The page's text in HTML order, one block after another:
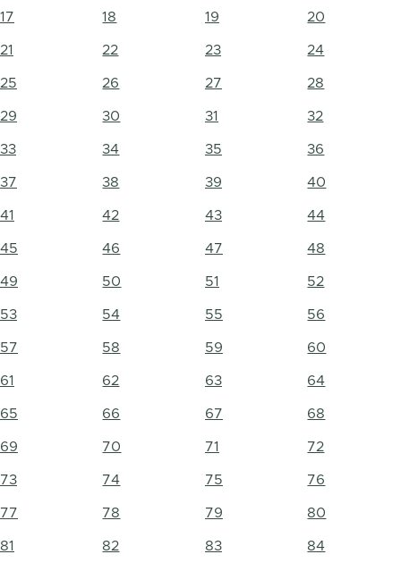
17 18 19 20
21 22 23 24
25 26 27 28
29 30 31 32
33 34 35 36
37 38 39 40
41 42 43 44
45 46 47 48
49 50 51 52
53 54 55 56
57 58 59 60
61 62 63 64
65 66 67 68
69 70 71 72
73 74 75 76
77 78 79 80
81 82 83 84